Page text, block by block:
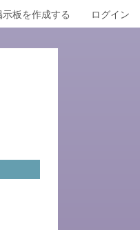
板を作成する ログイン